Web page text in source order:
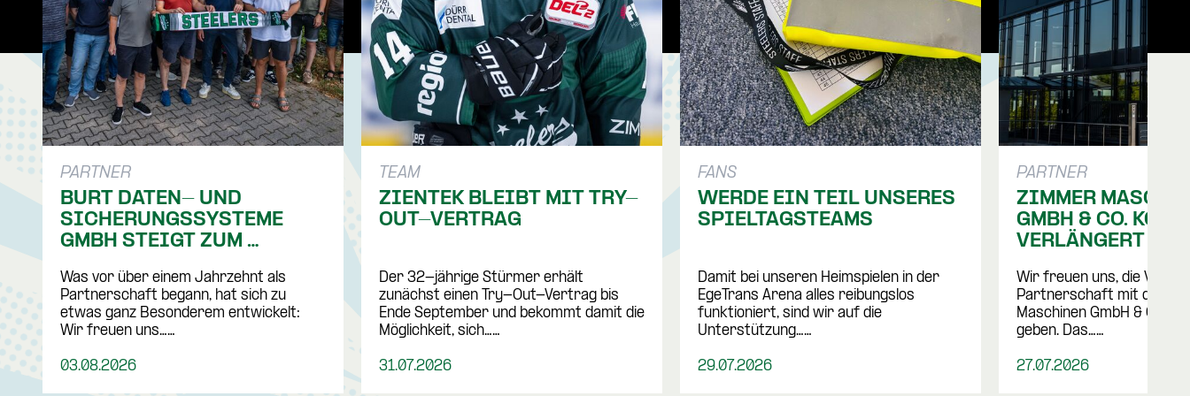
PARTNER
BURT DATEN- UND
SICHERUNGSSYSTEME
GMBH STEIGT ZUM
Was vor über einem Jahrzehnt als
Partnerschaft begann, hat sich zu
etwas ganz Besonderem entwickelt:
Wir freuen uns……
03.08.2026
TEAM
ZIENTEK BLEIBT MIT TRY-
OUT-VERTRAG
Der 32-jährige Stürmer erhält
zunächst einen Try-Out-Vertrag bis
Ende September und bekommt damit die
Möglichkeit, sich……
31.07.2026
FANS
WERDE EIN TEIL UNSERES
SPIELTAGSTEAMS
Damit bei unseren Heimspielen in der
EgeTrans Arena alles reibungslos
funktioniert, sind wir auf die
Unterstützung……
29.07.2026
PARTNER
ZIMMER
GMBH & CO. KG
VERLÄNGERT
Wir freuen uns, die
Partnerschaft mit der
Maschinen GmbH & Co.
geben. Das……
27.07.2026